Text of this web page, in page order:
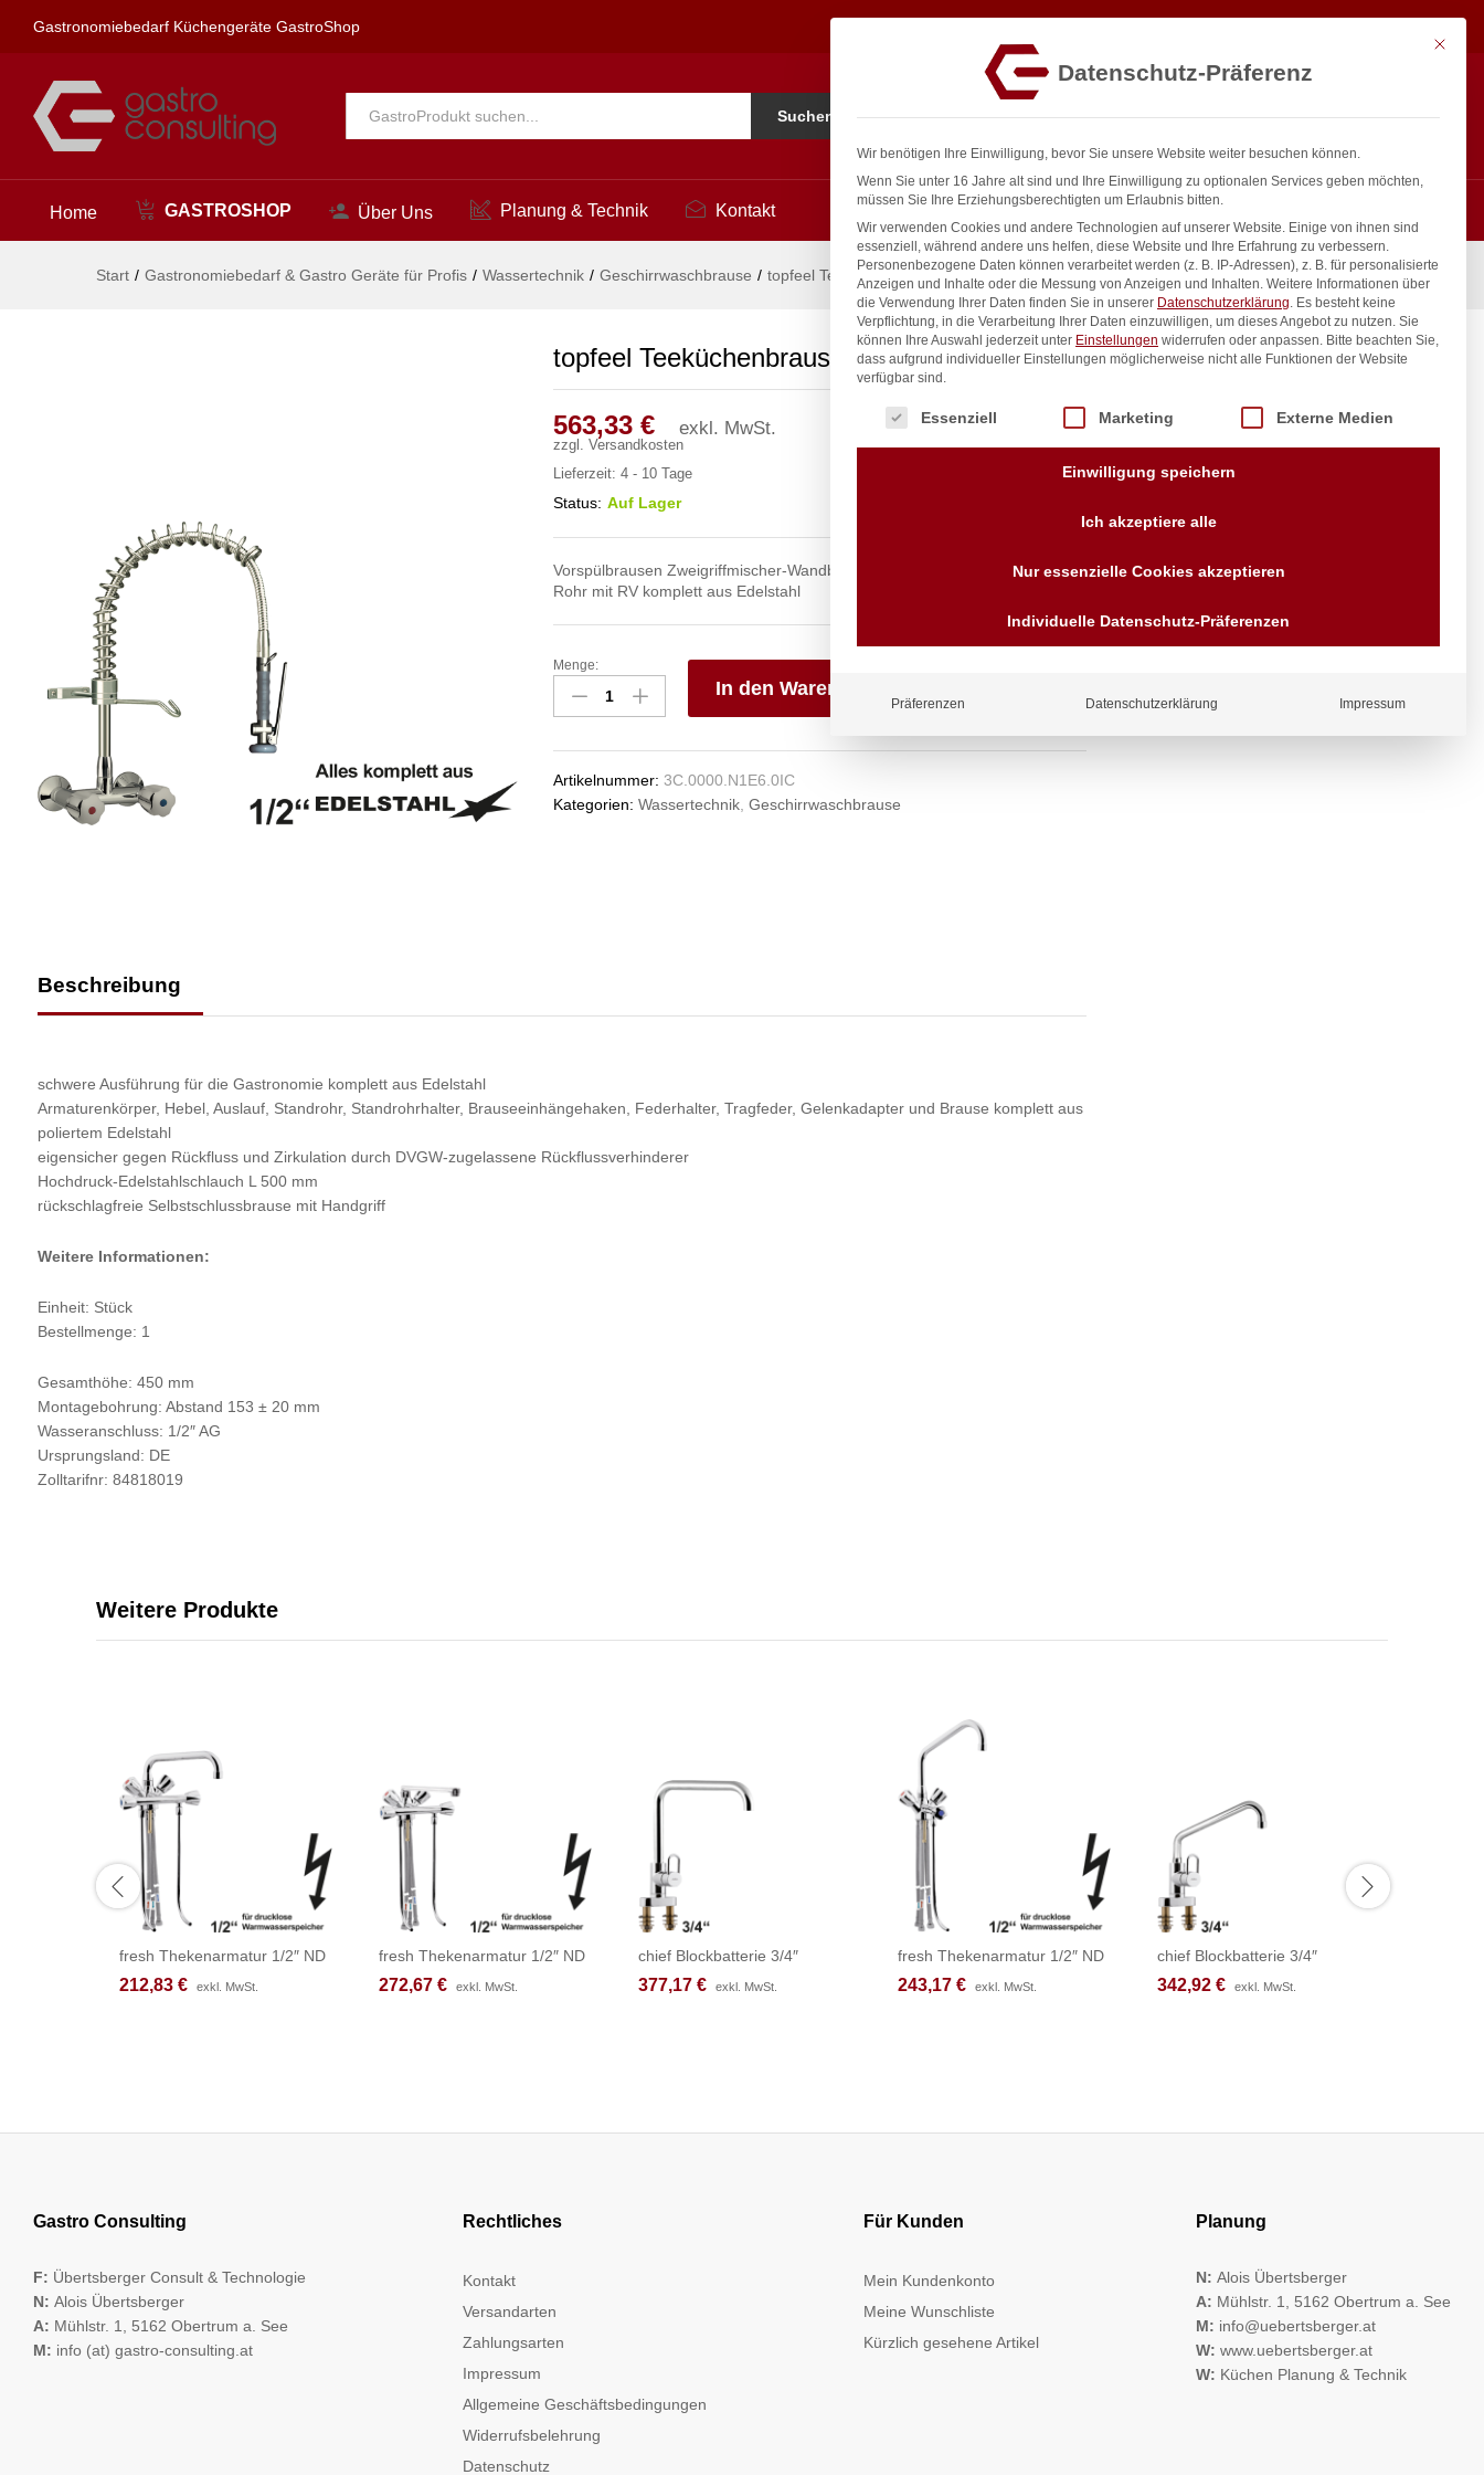
Gastronomiebedarf Küchengeräte GastroShop
Alle Suchen
Home GASTROSHOP Über Uns Planung & Technik Kontakt
Start / Gastronomiebedarf & Gastro Geräte für Profis / Wassertechnik / Geschirrwaschbrause / topfeel Teeküchenbrause 1/2″
topfeel Teeküchenbrause 1/2″
563,33 € exkl. MwSt.
zzgl. Versandkosten
Lieferzeit: 4 - 10 Tage
Status: Auf Lager
Vorspülbrausen Zweigriffmischer-Wandbatterie 1/2″ ohne Auslaufventil am
Rohr mit RV komplett aus Edelstahl
topfeel
Teeküchenbrause
1/2"
Menge:
In den Warenkorb
Artikelnummer: 3C.0000.N1E6.0IC
Kategorien: Wassertechnik, Geschirrwaschbrause
Beschreibung
schwere Ausführung für die Gastronomie komplett aus Edelstahl
Armaturenkörper, Hebel, Auslauf, Standrohr, Standrohrhalter, Brauseeinhängehaken, Federhalter, Tragfeder, Gelenkadapter und Brause komplett aus
poliertem Edelstahl
eigensicher gegen Rückfluss und Zirkulation durch DVGW-zugelassene Rückflussverhinderer
Hochdruck-Edelstahlschlauch L 500 mm
rückschlagfreie Selbstschlussbrause mit Handgriff
Weitere Informationen:
Einheit: Stück
Bestellmenge: 1
Gesamthöhe: 450 mm
Montagebohrung: Abstand 153 ± 20 mm
Wasseranschluss: 1/2″ AG
Ursprungsland: DE
Zolltarifnr: 84818019
inkl. / exkl. MwSt.
Anfragen
Wir sind seit über 40 Jahren
für Sie da
Vorrauskasse Paypal,
Kreditkarte, Direkt
Weitere Produkte
fresh Thekenarmatur 1/2″ ND
212,83 € exkl. MwSt.
212,83 € exkl. MwSt.
fresh Thekenarmatur 1/2″ ND
272,67 € exkl. MwSt.
272,67 € exkl. MwSt.
chief Blockbatterie 3/4″
377,17 € exkl. MwSt.
377,17 € exkl. MwSt.
fresh Thekenarmatur 1/2″ ND
243,17 € exkl. MwSt.
243,17 € exkl. MwSt.
chief Blockbatterie 3/4″
342,92 € exkl. MwSt.
342,92 € exkl. MwSt.
Gastro Consulting
F: Übertsberger Consult & Technologie
N: Alois Übertsberger
A: Mühlstr. 1, 5162 Obertrum a. See
M: info (at) gastro-consulting.at
Rechtliches
Kontakt
Versandarten
Zahlungsarten
Impressum
Allgemeine Geschäftsbedingungen
Widerrufsbelehrung
Datenschutz
Für Kunden
Mein Kundenkonto
Meine Wunschliste
Kürzlich gesehene Artikel
Planung
N: Alois Übertsberger
A: Mühlstr. 1, 5162 Obertrum a. See
M: info@uebertsberger.at
W: www.uebertsberger.at
W: Küchen Planung & Technik
Beschreibung
563,33€ exkl. MwSt. In den Warenkorb
Mit
Datenschutz-Präferenz
Wir benötigen Ihre Einwilligung, bevor Sie unsere Website weiter besuchen können.
Wenn Sie unter 16 Jahre alt sind und Ihre Einwilligung zu optionalen Services geben möchten,
müssen Sie Ihre Erziehungsberechtigten um Erlaubnis bitten.
Wir verwenden Cookies und andere Technologien auf unserer Website. Einige von ihnen sind
essenziell, während andere uns helfen, diese Website und Ihre Erfahrung zu verbessern.
Personenbezogene Daten können verarbeitet werden (z. B. IP-Adressen), z. B. für personalisierte
Anzeigen und Inhalte oder die Messung von Anzeigen und Inhalten. Weitere Informationen über
die Verwendung Ihrer Daten finden Sie in unserer Datenschutzerklärung. Es besteht keine
Verpflichtung, in die Verarbeitung Ihrer Daten einzuwilligen, um dieses Angebot zu nutzen. Sie
können Ihre Auswahl jederzeit unter Einstellungen widerrufen oder anpassen. Bitte beachten Sie,
dass aufgrund individueller Einstellungen möglicherweise nicht alle Funktionen der Website
verfügbar sind.
Es folgt eine Liste der Service-Gruppen, für die eine Einwilligung erteilt werden kann.
Essenziell Marketing Externe Medien
Einwilligung speichern
Ich akzeptiere alle
Nur essenzielle Cookies akzeptieren
Individuelle Datenschutz-Präferenzen
Präferenzen Datenschutzerklärung Impressum